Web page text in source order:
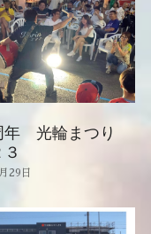
年 光輪まつり
29日